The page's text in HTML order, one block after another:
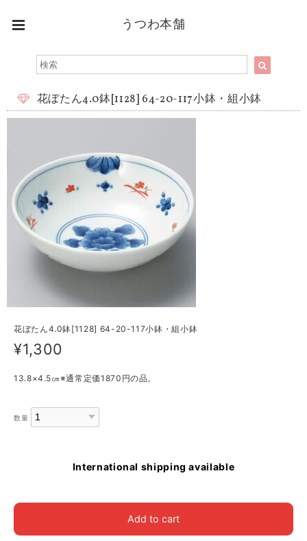
うつわ本舗
花ぼたん4.0鉢[1128] 64-20-117小鉢・組小鉢
花ぼたん4.0鉢[1128] 64-20-117小鉢・組小鉢
¥1,300
13.8×4.5㎝※通常定価1870円の品。
数量
International shipping available
Add to cart